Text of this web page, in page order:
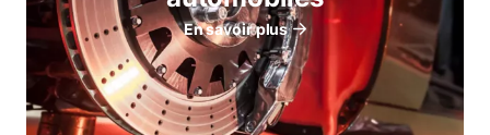
En savoir plus